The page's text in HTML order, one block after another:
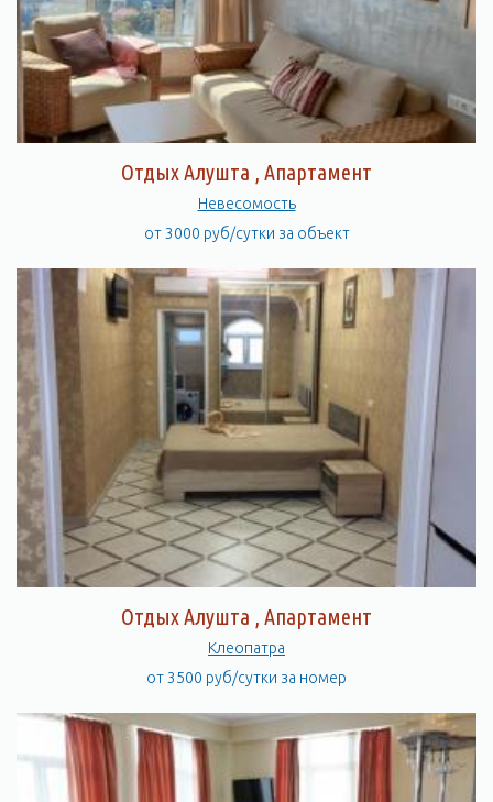
Отдых Алушта , Апартамент
Невесомость
от 3000 руб/сутки за объект
Отдых Алушта , Апартамент
Клеопатра
от 3500 руб/сутки за номер